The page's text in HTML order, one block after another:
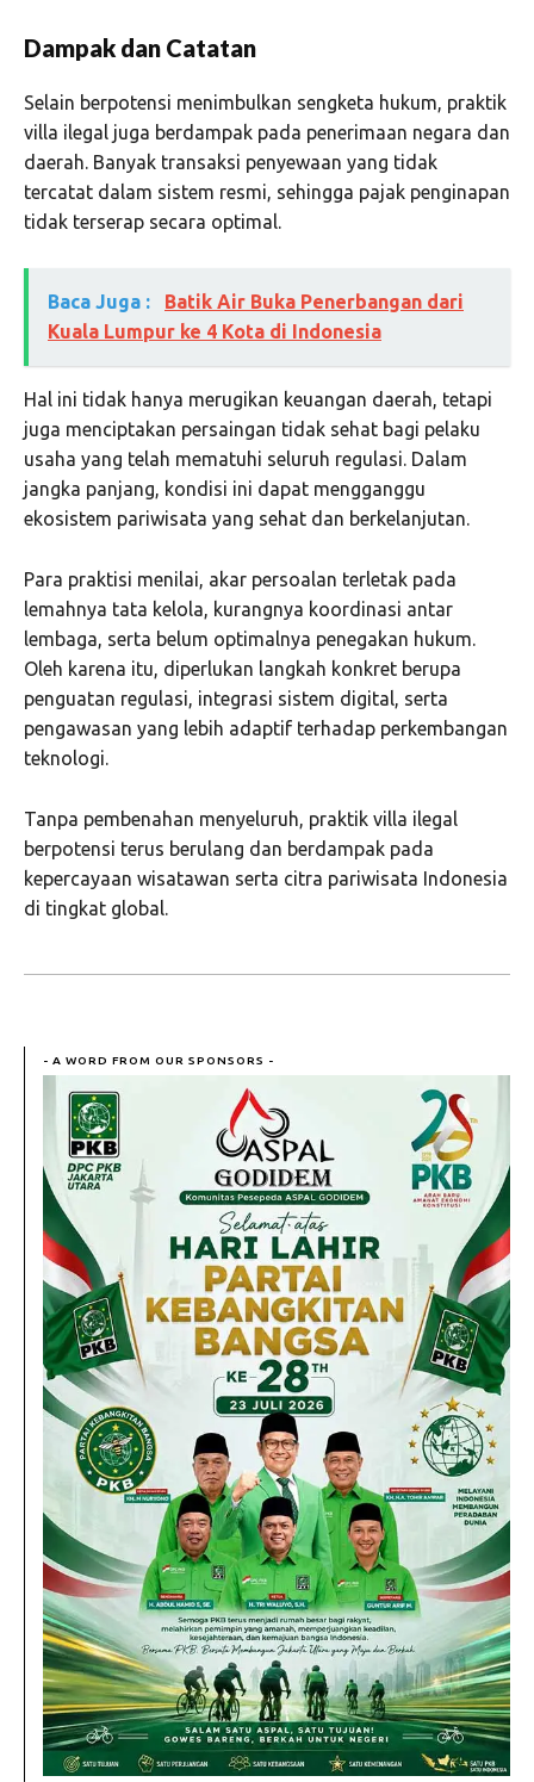
Dampak dan Catatan
Selain berpotensi menimbulkan sengketa hukum, praktik
villa ilegal juga berdampak pada penerimaan negara dan
daerah. Banyak transaksi penyewaan yang tidak
tercatat dalam sistem resmi, sehingga pajak penginapan
tidak terserap secara optimal.
Baca Juga :
Batik Air Buka Penerbangan dari
Kuala Lumpur ke 4 Kota di Indonesia
Hal ini tidak hanya merugikan keuangan daerah, tetapi
juga menciptakan persaingan tidak sehat bagi pelaku
usaha yang telah mematuhi seluruh regulasi. Dalam
jangka panjang, kondisi ini dapat mengganggu
ekosistem pariwisata yang sehat dan berkelanjutan.
Para praktisi menilai, akar persoalan terletak pada
lemahnya tata kelola, kurangnya koordinasi antar
lembaga, serta belum optimalnya penegakan hukum.
Oleh karena itu, diperlukan langkah konkret berupa
penguatan regulasi, integrasi sistem digital, serta
pengawasan yang lebih adaptif terhadap perkembangan
teknologi.
Tanpa pembenahan menyeluruh, praktik villa ilegal
berpotensi terus berulang dan berdampak pada
kepercayaan wisatawan serta citra pariwisata Indonesia
di tingkat global.
- A WORD FROM OUR SPONSORS -